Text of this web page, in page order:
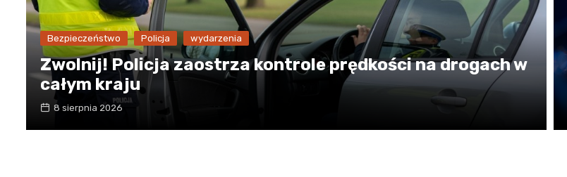
Poczta
Kino
Bezpieczeństwo Policja wydarzenia
Zwolnij! Policja zaostrza kontrole prędkości na drogach w
całym kraju
8 sierpnia 2026